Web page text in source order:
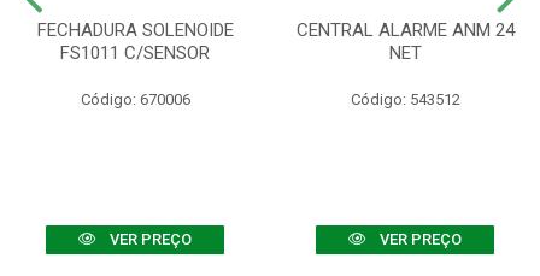
FECHADURA SOLENOIDE
FS1011 C/SENSOR
Código: 670006
VER PREÇO
CENTRAL ALARME ANM 24
NET
Código: 543512
VER PREÇO